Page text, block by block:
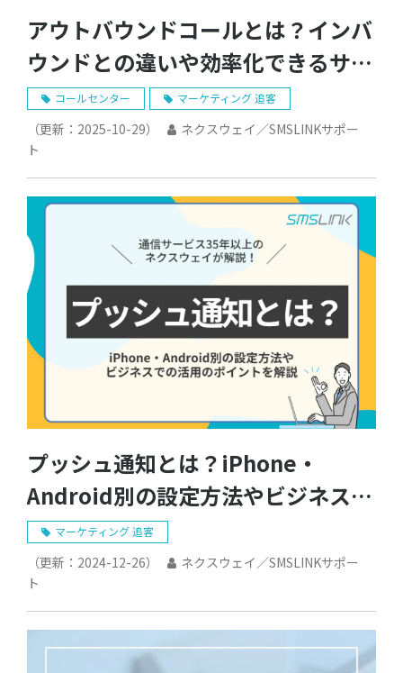
アウトバウンドコールとは？インバ
ウンドとの違いや効率化できるサー
ビスも紹介
コールセンター マーケティング 追客
（更新： 2025-10-29）
ネクスウェイ／SMSLINKサポー
ト
プッシュ通知とは？iPhone・
Android別の設定方法やビジネスで
の活用のポイントを解説
マーケティング 追客
（更新： 2024-12-26）
ネクスウェイ／SMSLINKサポー
ト